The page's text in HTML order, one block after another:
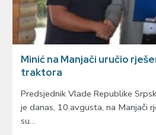
Minić na Manjači uručio
traktora
Predsjednik Vlade Republike
je danas, 10.avgusta, na Manjači
su…